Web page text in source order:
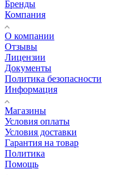
Бренды
Компания
О компании
Отзывы
Лицензии
Документы
Политика безопасности
Информация
Магазины
Условия оплаты
Условия доставки
Гарантия на товар
Политика
Помощь